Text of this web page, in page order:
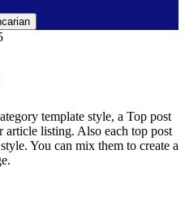
template style, a Top post
article listing. Also each top post
You can mix them to create a